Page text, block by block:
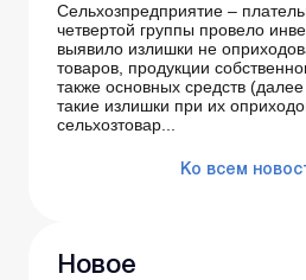
Сельхозпредприятие –
четвертой группы провело
выявило излишки не
товаров, продукции
также основных средств
такие излишки при их
сельхозтовар...
Ко всем
Новое